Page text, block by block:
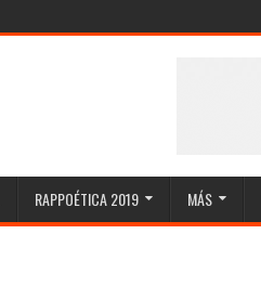
RAPPOÉTICA 2019 MÁS